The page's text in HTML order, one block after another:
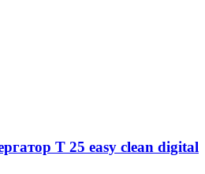
T 25 easy clean digital